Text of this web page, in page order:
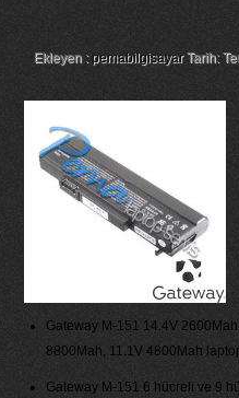
Ekleyen : pemabilgisayarTarih:
Gateway M-151 14.4V
8800Mah, 11.1V 4800Mah
Gateway M-151 6 hücreli ve 9